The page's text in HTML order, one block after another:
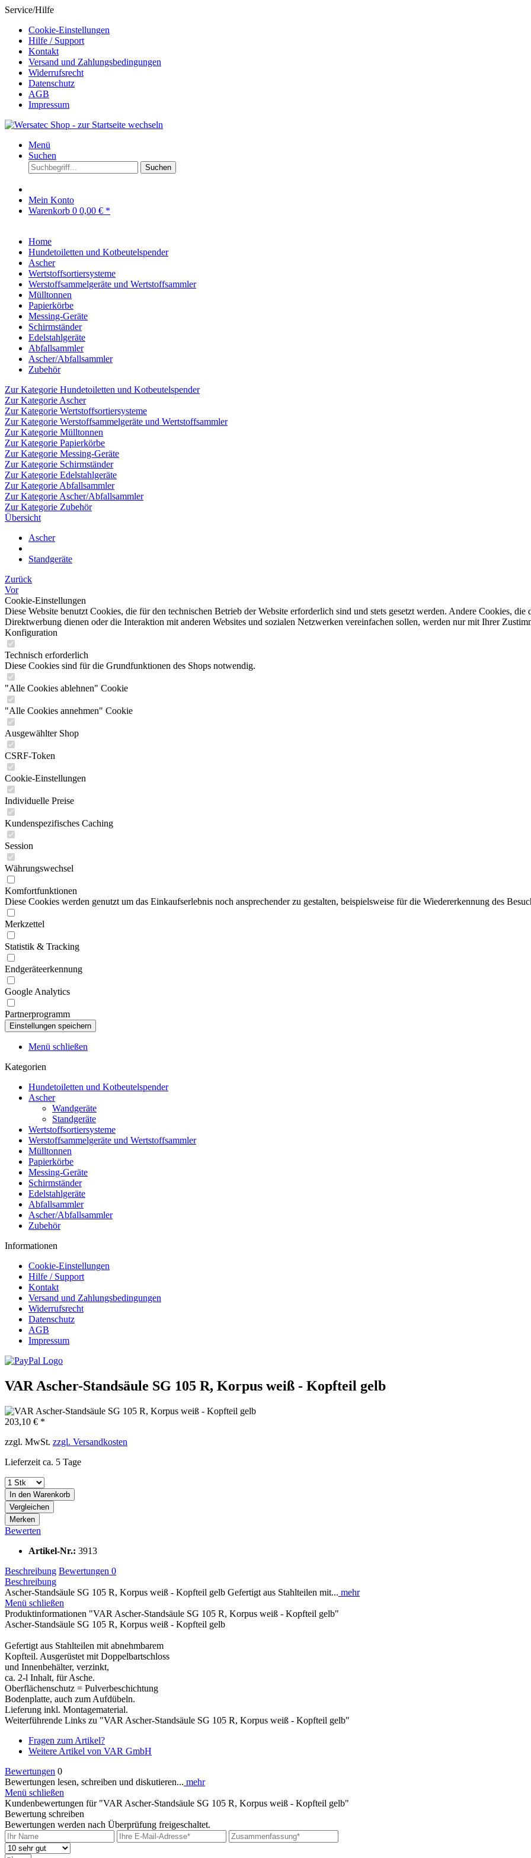
Service/Hilfe
Cookie-Einstellungen
Hilfe / Support
Kontakt
Versand und Zahlungsbedingungen
Widerrufsrecht
Datenschutz
AGB
Impressum
Menü
Suchen
Suchen
Mein Konto
Warenkorb 0 0,00 € *
Home
Hundetoiletten und Kotbeutelspender
Ascher
Wertstoffsortiersysteme
Werstoffsammelgeräte und Wertstoffsammler
Mülltonnen
Papierkörbe
Messing-Geräte
Schirmständer
Edelstahlgeräte
Abfallsammler
Ascher/Abfallsammler
Zubehör
Zur Kategorie Hundetoiletten und Kotbeutelspender
Zur Kategorie Ascher
Zur Kategorie Wertstoffsortiersysteme
Zur Kategorie Werstoffsammelgeräte und Wertstoffsammler
Zur Kategorie Mülltonnen
Zur Kategorie Papierkörbe
Zur Kategorie Messing-Geräte
Zur Kategorie Schirmständer
Zur Kategorie Edelstahlgeräte
Zur Kategorie Abfallsammler
Zur Kategorie Ascher/Abfallsammler
Zur Kategorie Zubehör
Übersicht
Ascher
Standgeräte
Zurück
Vor
Cookie-Einstellungen
Diese Website benutzt Cookies, die für den technischen Betrieb der Website erforderlich sind und stets gesetzt werden. Andere Cookies,
Direktwerbung dienen oder die Interaktion mit anderen Websites und sozialen Netzwerken vereinfachen sollen, werden nur mit Ihrer
Konfiguration
Technisch erforderlich
Diese Cookies sind für die Grundfunktionen des Shops notwendig.
"Alle Cookies ablehnen" Cookie
"Alle Cookies annehmen" Cookie
Ausgewählter Shop
CSRF-Token
Cookie-Einstellungen
Individuelle Preise
Kundenspezifisches Caching
Session
Währungswechsel
Komfortfunktionen
Diese Cookies werden genutzt um das Einkaufserlebnis noch ansprechender zu gestalten, beispielsweise für die Wiedererkennung des
Merkzettel
Statistik & Tracking
Endgeräteerkennung
Google Analytics
Partnerprogramm
Menü schließen
Kategorien
Hundetoiletten und Kotbeutelspender
Ascher
Wandgeräte
Standgeräte
Wertstoffsortiersysteme
Werstoffsammelgeräte und Wertstoffsammler
Mülltonnen
Papierkörbe
Messing-Geräte
Schirmständer
Edelstahlgeräte
Abfallsammler
Ascher/Abfallsammler
Zubehör
Informationen
Cookie-Einstellungen
Hilfe / Support
Kontakt
Versand und Zahlungsbedingungen
Widerrufsrecht
Datenschutz
AGB
Impressum
VAR Ascher-Standsäule SG 105 R, Korpus weiß - Kopfteil gelb
203,10 € *
zzgl. MwSt. zzgl. Versandkosten
Lieferzeit ca. 5 Tage
In den Warenkorb
Vergleichen
Merken
Bewerten
Artikel-Nr.: 3913
Beschreibung Bewertungen 0
Beschreibung
Ascher-Standsäule SG 105 R, Korpus weiß - Kopfteil gelb Gefertigt aus Stahlteilen mit... mehr
Menü schließen
Produktinformationen "VAR Ascher-Standsäule SG 105 R, Korpus weiß - Kopfteil gelb"
Ascher-Standsäule SG 105 R, Korpus weiß - Kopfteil gelb
Gefertigt aus Stahlteilen mit abnehmbarem
Kopfteil. Ausgerüstet mit Doppelbartschloss
und Innenbehälter, verzinkt,
ca. 2-l Inhalt, für Asche.
Oberflächenschutz = Pulverbeschichtung
Bodenplatte, auch zum Aufdübeln.
Lieferung inkl. Montagematerial.
Weiterführende Links zu "VAR Ascher-Standsäule SG 105 R, Korpus weiß - Kopfteil gelb"
Fragen zum Artikel?
Weitere Artikel von VAR GmbH
Bewertungen 0
Bewertungen lesen, schreiben und diskutieren... mehr
Menü schließen
Kundenbewertungen für "VAR Ascher-Standsäule SG 105 R, Korpus weiß - Kopfteil gelb"
Bewertung schreiben
Bewertungen werden nach Überprüfung freigeschaltet.